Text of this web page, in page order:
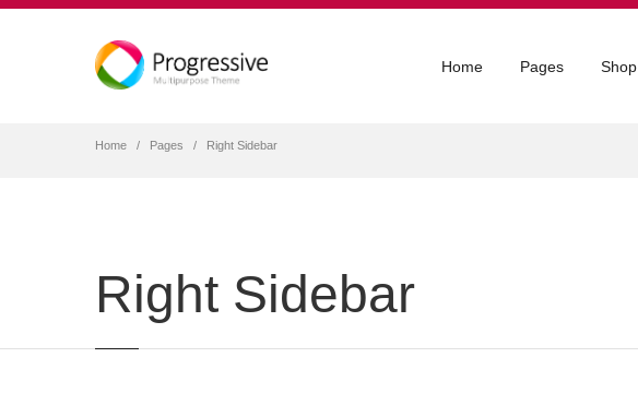
Home Pages Shop
Home Pages Right Sidebar
Right Sidebar